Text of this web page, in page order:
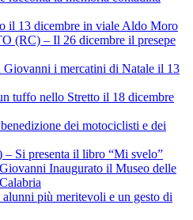
il 13 dicembre in viale Aldo Moro
(RC) – Il 26 dicembre il presepe
i mercatini di Natale il 13
tuffo nello Stretto il 18 dicembre
dei motociclisti e dei
Si presenta il libro “Mi svelo”
Inaugurato il Museo delle
più meritevoli e un gesto di